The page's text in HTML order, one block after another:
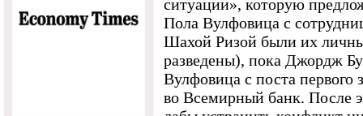
ситуации», которую
Пола Вулфовица с
Шахой Ризой были их
разведены), пока Джордж
Вулфовица с поста
во Всемирный банк. После